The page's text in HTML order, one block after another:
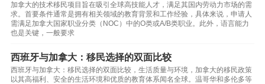
加拿大的技术移民项目旨在吸引全球高技能人才，满足其国内劳动力市场的需
求。首要条件通常是拥有相关领域的教育背景和工作经验，具体来说，申请人
需满足加拿大国家职业分类（NOC）中的O类或A/B类职业。此外，语言能力
也是关键，一般要求
西班牙与加拿大：移民选择的双面比较
西班牙与加拿大：移民选择的双面比较，生活质量与环境，加拿大的移民政策
以其高福利、安全的生活环境和优质的教育体系闻名全球。温哥华和多伦多等